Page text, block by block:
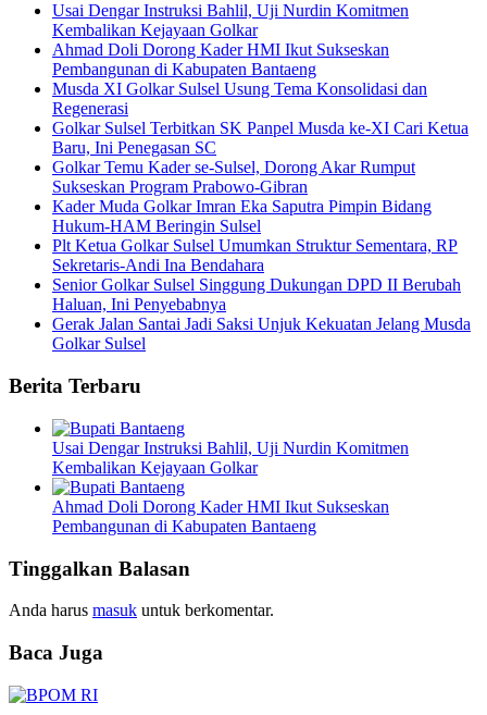
Usai Dengar Instruksi Bahlil, Uji Nurdin Komitmen
Kembalikan Kejayaan Golkar
Ahmad Doli Dorong Kader HMI Ikut Sukseskan
Pembangunan di Kabupaten Bantaeng
Musda XI Golkar Sulsel Usung Tema Konsolidasi dan
Regenerasi
Golkar Sulsel Terbitkan SK Panpel Musda ke-XI Cari Ketua
Baru, Ini Penegasan SC
Golkar Temu Kader se-Sulsel, Dorong Akar Rumput
Sukseskan Program Prabowo-Gibran
Kader Muda Golkar Imran Eka Saputra Pimpin Bidang
Hukum-HAM Beringin Sulsel
Plt Ketua Golkar Sulsel Umumkan Struktur Sementara, RP
Sekretaris-Andi Ina Bendahara
Senior Golkar Sulsel Singgung Dukungan DPD II Berubah
Haluan, Ini Penyebabnya
Gerak Jalan Santai Jadi Saksi Unjuk Kekuatan Jelang Musda
Golkar Sulsel
Berita Terbaru
Usai Dengar Instruksi Bahlil, Uji Nurdin Komitmen
Kembalikan Kejayaan Golkar
Ahmad Doli Dorong Kader HMI Ikut Sukseskan
Pembangunan di Kabupaten Bantaeng
Tinggalkan Balasan
Anda harus masuk untuk berkomentar.
Baca Juga